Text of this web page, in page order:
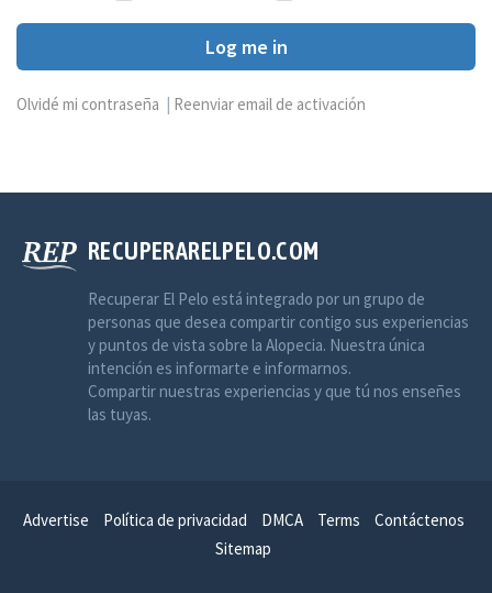
Log me in
Olvidé mi contraseña Reenviar email de activación
RECUPERARELPELO.COM
Recuperar El Pelo está integrado por un grupo de
personas que desea compartir contigo sus experiencias
y puntos de vista sobre la Alopecia. Nuestra única
intención es informarte e informarnos.
Compartir nuestras experiencias y que tú nos enseñes
las tuyas.
Advertise Política de privacidad DMCA Terms
Contáctenos
Sitemap